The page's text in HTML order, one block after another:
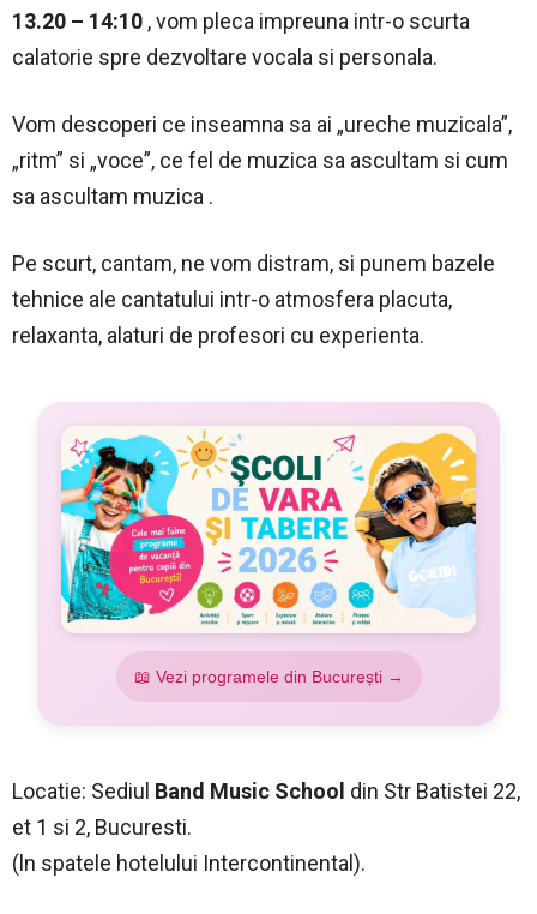
13.20 – 14:10 , vom pleca impreuna intr-o scurta
calatorie spre dezvoltare vocala si personala.
Vom descoperi ce inseamna sa ai „ureche muzicala”,
„ritm” si „voce”, ce fel de muzica sa ascultam si cum
sa ascultam muzica .
Pe scurt, cantam, ne vom distram, si punem bazele
tehnice ale cantatului intr-o atmosfera placuta,
relaxanta, alaturi de profesori cu experienta.
📖 Vezi programele din București →
Locatie: Sediul Band Music School din Str Batistei 22,
et 1 si 2, Bucuresti.
(ln spatele hotelului Intercontinental).